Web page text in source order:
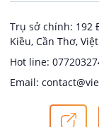
Thủy Sản
Quản lý chất
Việc làm tại
Việc làm tại Đại
Trụ sở chính: 192
Kiều, Cần Thơ,
Hot line:
Email:
Copyright @ 2024